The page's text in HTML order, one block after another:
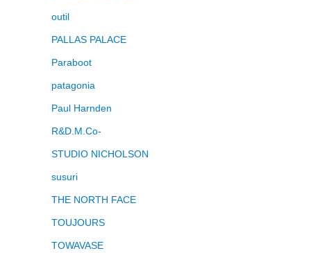
outil
PALLAS PALACE
Paraboot
patagonia
Paul Harnden
R&D.M.Co-
STUDIO NICHOLSON
susuri
THE NORTH FACE
TOUJOURS
TOWAVASE